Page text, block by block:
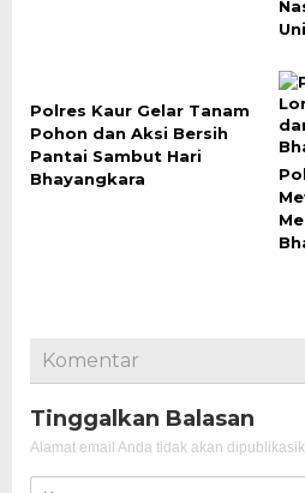
Polres Kaur Gelar Tanam
Pohon dan Aksi Bersih
Pantai Sambut Hari
Bhayangkara
Komentar
Tinggalkan Balasan
Alamat email Anda tidak akan